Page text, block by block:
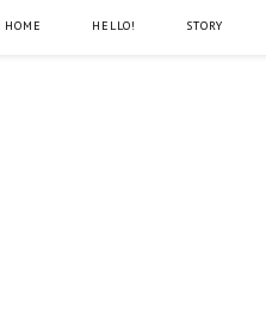
HOME HELLO! STORY